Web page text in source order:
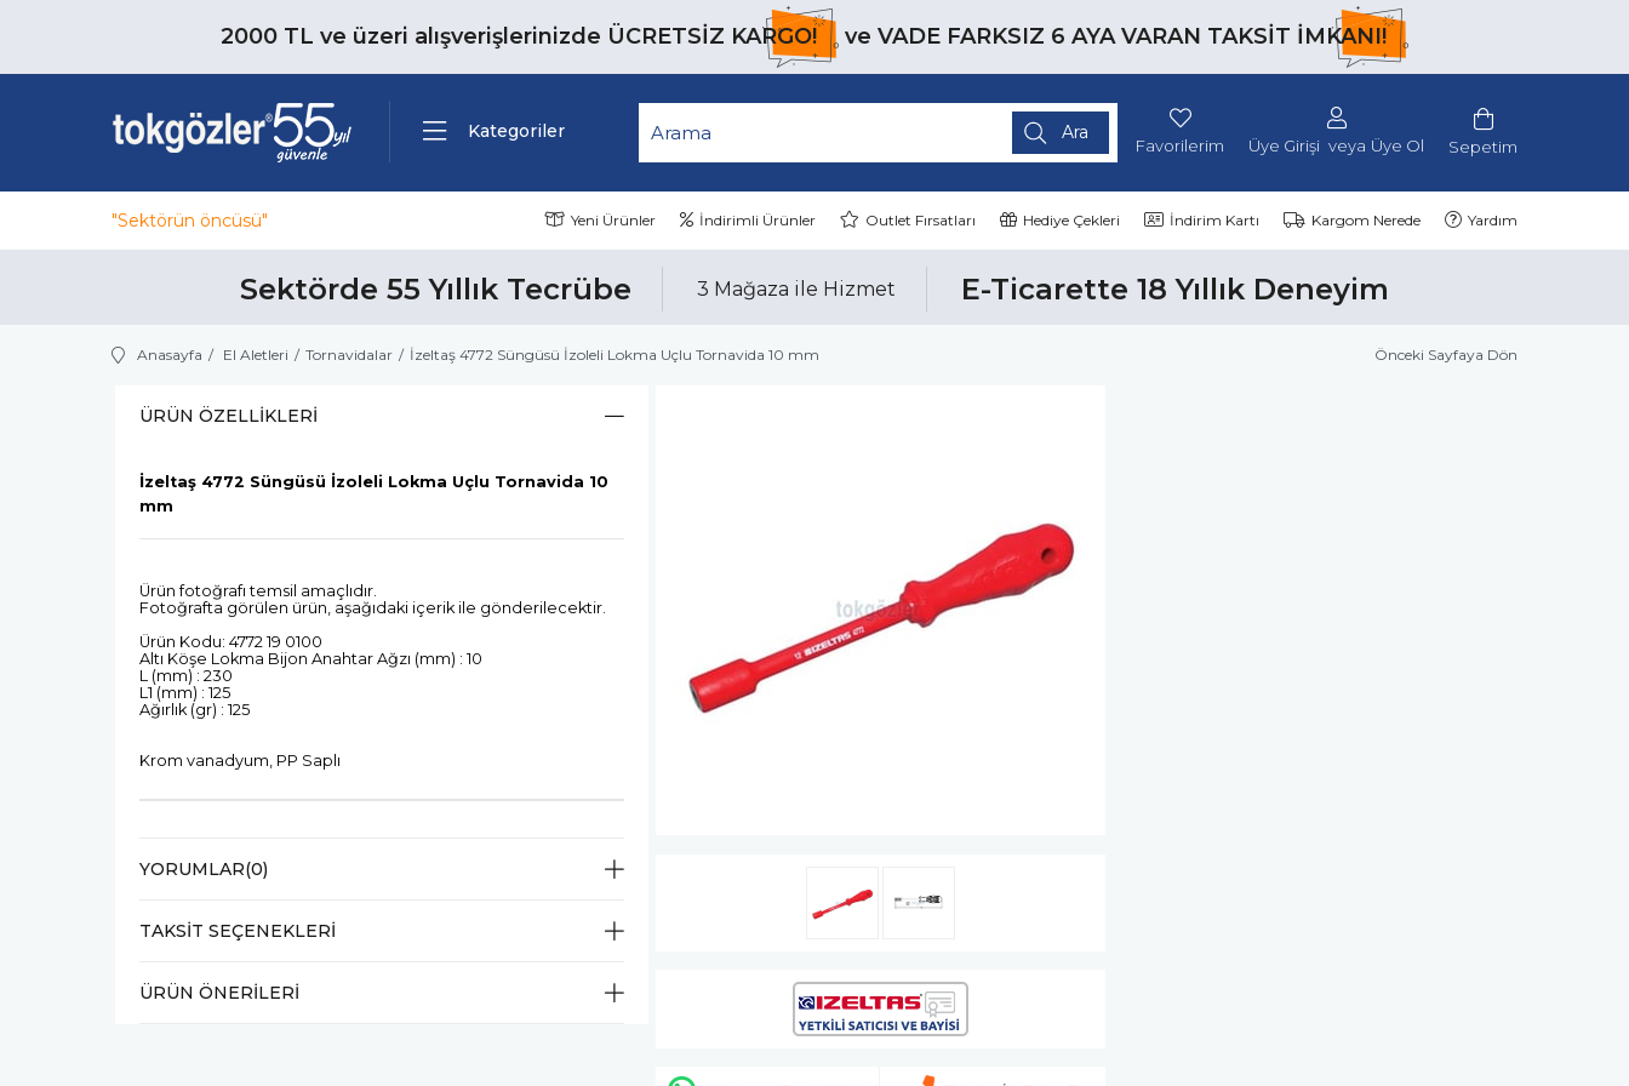
2000 TL ve üzeri alışverişlerinizde ÜCRETSİZ KARGO! ve VADE FARKSIZ 6 AYA VARAN TAKSİT İMKANI!
Kategoriler
Sepetim
Üye Girişi Üye Ol
Favorilerim
"Sektörün öncüsü" Yeni Ürünler İndirimli Ürünler Outlet Fırsatları Hediye Çekleri İndirim Kartı Kargom Nerede Yardım
Sektörde 55 Yıllık Tecrübe 3 Mağaza ile Hizmet E-Ticarette 18 Yıllık Deneyim
Anasayfa El Aletleri Tornavidalar İzeltaş 4772 Süngüsü İzoleli Lokma Uçlu Tornavida 10 mm Önceki Sayfaya Dön
ÜRÜN ÖZELLIKLERI
İzeltaş 4772 Süngüsü İzoleli Lokma Uçlu Tornavida 10
mm
Ürün fotoğrafı temsil amaçlıdır.
Fotoğrafta görülen ürün, aşağıdaki içerik ile gönderilecektir.
Ürün Kodu: 4772 19 0100
Altı Köşe Lokma Bijon Anahtar Ağzı (mm) : 10
L (mm) : 230
L1 (mm) : 125
Ağırlık (gr) : 125
Krom vanadyum, PP Saplı
YORUMLAR(0)
TAKSIT SEÇENEKLERI
ÜRÜN ÖNERILERI